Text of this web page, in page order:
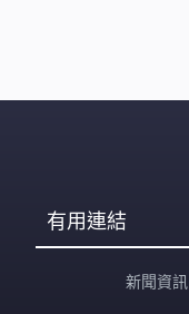
有用連結
新聞資訊